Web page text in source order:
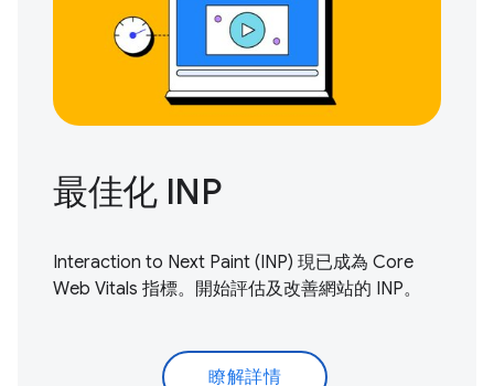
最佳化 INP
Interaction to Next Paint (INP) 現已成為 Core
Web Vitals 指標。 開始評估及改善網站的 INP。
瞭解詳情